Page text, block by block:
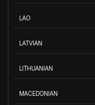
LAO
LATVIAN
LITHUANIAN
MACEDONIAN